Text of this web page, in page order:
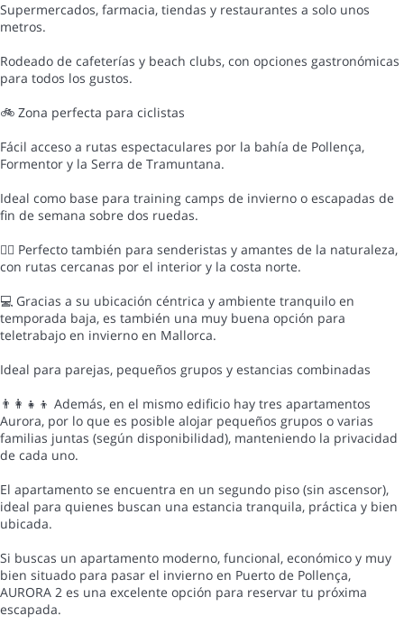
Supermercados, farmacia, tiendas y restaurantes a solo unos
metros.
Rodeado de cafeterías y beach clubs, con opciones gastronómicas
para todos los gustos.
🚲 Zona perfecta para ciclistas
Fácil acceso a rutas espectaculares por la bahía de Pollença,
Formentor y la Serra de Tramuntana.
Ideal como base para training camps de invierno o escapadas de
fin de semana sobre dos ruedas.
🚶‍♂️ Perfecto también para senderistas y amantes de la naturaleza,
con rutas cercanas por el interior y la costa norte.
💻 Gracias a su ubicación céntrica y ambiente tranquilo en
temporada baja, es también una muy buena opción para
teletrabajo en invierno en Mallorca.
Ideal para parejas, pequeños grupos y estancias combinadas
👨‍👩‍👧‍👦 Además, en el mismo edificio hay tres apartamentos
Aurora, por lo que es posible alojar pequeños grupos o varias
familias juntas (según disponibilidad), manteniendo la privacidad
de cada uno.
El apartamento se encuentra en un segundo piso (sin ascensor),
ideal para quienes buscan una estancia tranquila, práctica y bien
ubicada.
Si buscas un apartamento moderno, funcional, económico y muy
bien situado para pasar el invierno en Puerto de Pollença,
AURORA 2 es una excelente opción para reservar tu próxima
escapada.